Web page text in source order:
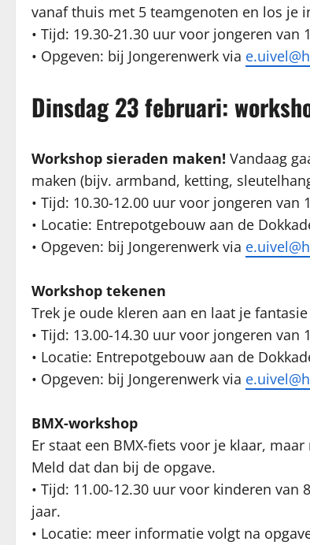
vanaf thuis met 5 teamgenoten en los je
• Tijd: 19.30-21.30 uur voor jongeren van
• Opgeven: bij Jongerenwerk via
Dinsdag 23 februari:
Workshop sieraden maken! Vandaag
maken (bijv. armband, ketting,
• Tijd: 10.30-12.00 uur voor jongeren van
• Locatie: Entrepotgebouw aan de
• Opgeven: bij Jongerenwerk via
Workshop tekenen
Trek je oude kleren aan en laat je
• Tijd: 13.00-14.30 uur voor jongeren van
• Locatie: Entrepotgebouw aan de
• Opgeven: bij Jongerenwerk via
BMX-workshop
Er staat een BMX-fiets voor je klaar,
Meld dat dan bij de opgave.
• Tijd: 11.00-12.30 uur voor kinderen
jaar.
• Locatie: meer informatie volgt na